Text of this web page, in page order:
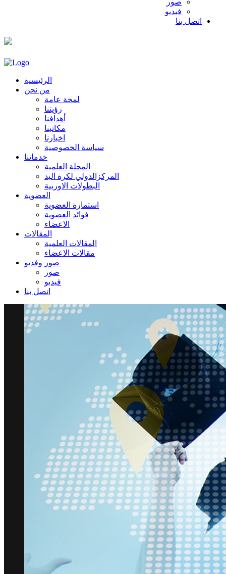
صور
فيديو
اتصل بنا
الرئيسية
من نحن
لمحة عامة
رؤيتنا
أهدافنا
مكاتبنا
اخبارنا
سياسة الخصوصية
خدماتنا
المجلة العلمية
المركزالدولي لكرة اليد
البطولات الاوربية
العضوية
استمارة العضوية
فوائد العضوية
الاعضاء
المقالات
المقالات العلمية
مقالات الاعضاء
صور وفديو
صور
فيديو
اتصل بنا